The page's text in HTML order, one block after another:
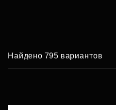
Найдено 795 вариантов